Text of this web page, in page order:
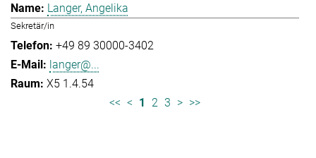
Langer, Angelika
Sekretär/in
+49 89 30000-3402
langer@...
X5 1.4.54
<< < 1 2 3 > >>